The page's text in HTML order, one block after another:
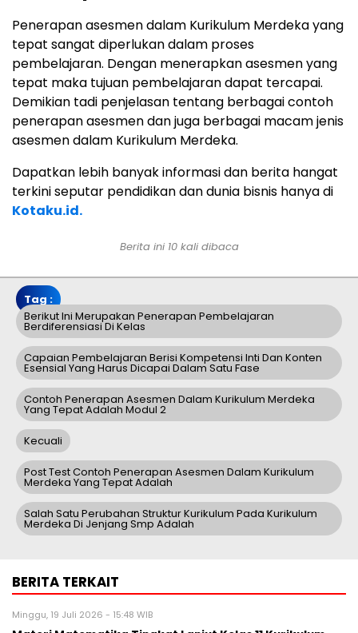
Penerapan asesmen dalam Kurikulum Merdeka yang
tepat sangat diperlukan dalam proses
pembelajaran. Dengan menerapkan asesmen yang
tepat maka tujuan pembelajaran dapat tercapai.
Demikian tadi penjelasan tentang berbagai contoh
penerapan asesmen dan juga berbagai macam jenis
asesmen dalam Kurikulum Merdeka.
Dapatkan lebih banyak informasi dan berita hangat
terkini seputar pendidikan dan dunia bisnis hanya di
Kotaku.id.
Berita ini 10 kali dibaca
Tag :
Berikut Ini Merupakan Penerapan Pembelajaran
Berdiferensiasi Di Kelas
Capaian Pembelajaran Berisi Kompetensi Inti Dan Konten
Esensial Yang Harus Dicapai Dalam Satu Fase
Contoh Penerapan Asesmen Dalam Kurikulum Merdeka
Yang Tepat Adalah Modul 2
Kecuali
Post Test Contoh Penerapan Asesmen Dalam Kurikulum
Merdeka Yang Tepat Adalah
Salah Satu Perubahan Struktur Kurikulum Pada Kurikulum
Merdeka Di Jenjang Smp Adalah
BERITA TERKAIT
Minggu, 19 Juli 2026 - 15:48 WIB